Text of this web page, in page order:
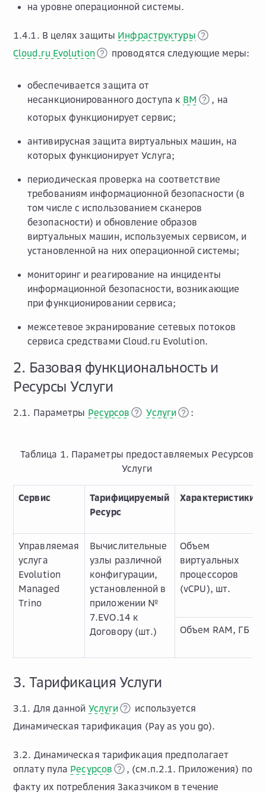
на уровне операционной системы.
1.4.1. В целях защиты Инфраструктуры
Cloud.ru Evolution
проводятся следующие меры:
обеспечивается защита от
несанкционированного доступа к ВМ
, на
которых функционирует сервис;
антивирусная защита виртуальных машин, на
которых функционирует Услуга;
периодическая проверка на соответствие
требованиям информационной безопасности (в
том числе с использованием сканеров
безопасности) и обновление образов
виртуальных машин, используемых сервисом, и
установленной на них операционной системы;
мониторинг и реагирование на инциденты
информационной безопасности, возникающие
при функционировании сервиса;
межсетевое экранирование сетевых потоков
сервиса средствами Cloud.ru Evolution.
2. Базовая функциональность и
Ресурсы Услуги
2.1. Параметры Ресурсов Услуги :
Таблица 1. Параметры предоставляемых Ресурсов
Услуги
Сервис
Тарифицируемый
Ресурс
Характеристики
Управляемая
услуга
Evolution
Managed
Trino
Вычислительные
узлы различной
конфигурации,
установленной в
приложении №
7.EVO.14 к
Договору (шт.)
Объем
виртуальных
процессоров
(vCPU), шт.
Объем RAM, ГБ
3. Тарификация Услуги
3.1. Для данной Услуги
используется
Динамическая тарификация (Pay as you go).
3.2. Динамическая тарификация предполагает
оплату пула Ресурсов
, (см.п.2.1. Приложения) по
факту их потребления Заказчиком в течение